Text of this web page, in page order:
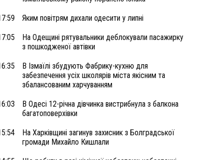
Яким повітрям дихали одесити у липні
На Одещині рятувальники деблокували пасажирку
з пошкодженої автівки
В Ізмаїлі збудують Фабрику-кухню для
забезпечення усіх школярів міста якісним та
збалансованим харчуванням
В Одесі 12-річна дівчинка вистрибнула з балкона
багатоповерхівки
На Харківщині загинув захисник з Болградської
громади Михайло Кишлали